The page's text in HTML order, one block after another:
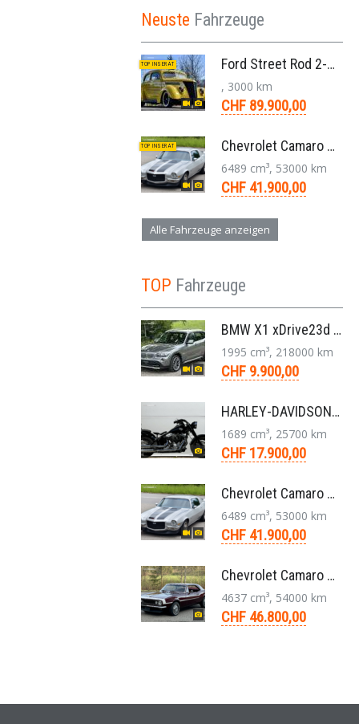
Neuste Fahrzeuge
TOP INSERAT Ford Street Rod 2-Door V8 Aut. 1937
, 3000 km
CHF 89.900,00
TOP INSERAT Chevrolet Camaro SS 396 LS3 Coupe Aut. 1971
6489 cm³, 53000 km
CHF 41.900,00
Alle Fahrzeuge anzeigen
TOP Fahrzeuge
BMW X1 xDrive23d E84 204 PS Steptronic Panorama Navi Leder PDC 2011
1995 cm³, 218000 km
CHF 9.900,00
HARLEY-DAVIDSON FLS Softail Slim ABS Chopper 6-Gang 2013
1689 cm³, 25700 km
CHF 17.900,00
Chevrolet Camaro SS 396 LS3 Coupe Aut. 1971
6489 cm³, 53000 km
CHF 41.900,00
Chevrolet Camaro Coupé 1. Generation V8 Aut. 1967
4637 cm³, 54000 km
CHF 46.800,00